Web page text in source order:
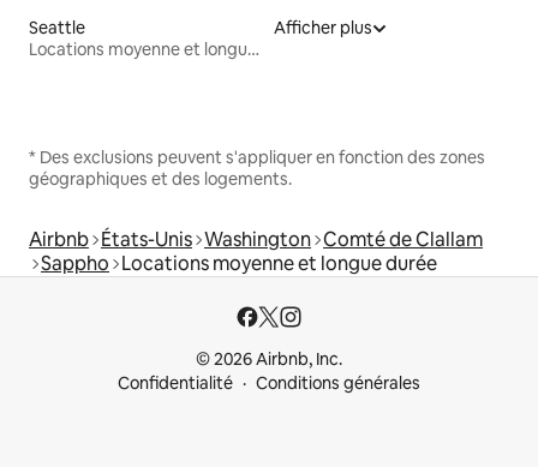
Seattle
Locations moyenne et longue durée
Afficher plus
* Des exclusions peuvent s'appliquer en fonction des zones
géographiques et des logements.
Airbnb États-Unis Washington Comté de Clallam
Sappho Locations moyenne et longue durée
© 2026 Airbnb, Inc.
Confidentialité
Conditions générales